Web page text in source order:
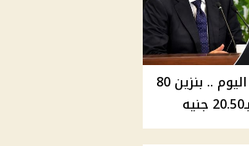
أسعار الوقود في مصر اليوم .. بنزين 80